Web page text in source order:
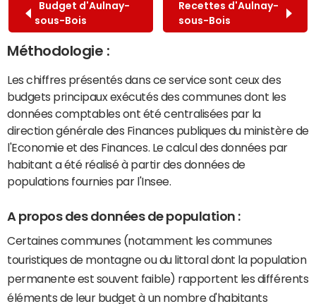
Budget d'Aulnay-
sous-Bois
Recettes d'Aulnay-
sous-Bois
Méthodologie :
Les chiffres présentés dans ce service sont ceux des
budgets principaux exécutés des communes dont les
données comptables ont été centralisées par la
direction générale des Finances publiques du ministère de
l'Economie et des Finances. Le calcul des données par
habitant a été réalisé à partir des données de
populations fournies par l'Insee.
A propos des données de population :
Certaines communes (notamment les communes
touristiques de montagne ou du littoral dont la population
permanente est souvent faible) rapportent les différents
éléments de leur budget à un nombre d'habitants